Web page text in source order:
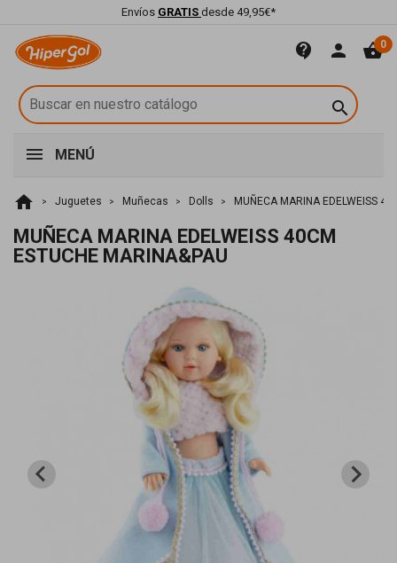
Envíos GRATIS desde 49,95€*
contact_support person shopping_basket0

MENÚ
home Juguetes Muñecas Dolls MUÑECA MARINA EDELWEISS
MUÑECA MARINA EDELWEISS 40CM
ESTUCHE MARINA&PAU